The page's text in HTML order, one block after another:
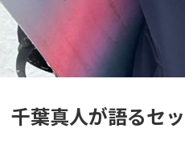
千葉真人が語るセ